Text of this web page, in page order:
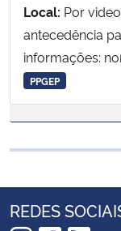
Ministério da Mulher, da
Secretaria de Governo
Local: Por
antecedência
informações:
PPGEP
REDES